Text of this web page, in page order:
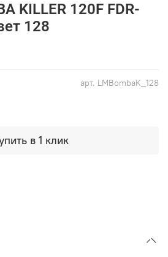
арт. LMBombaK_128
KILLER 120F FDR-
128
в 1 клик